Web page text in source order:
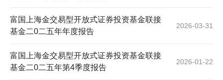
富国上海金交易型开放式证券投资基金联接
基金二0二五年年度报告
2026-03-31
富国上海金交易型开放式证券投资基金联接
基金二0二五年第4季度报告
2026-01-22